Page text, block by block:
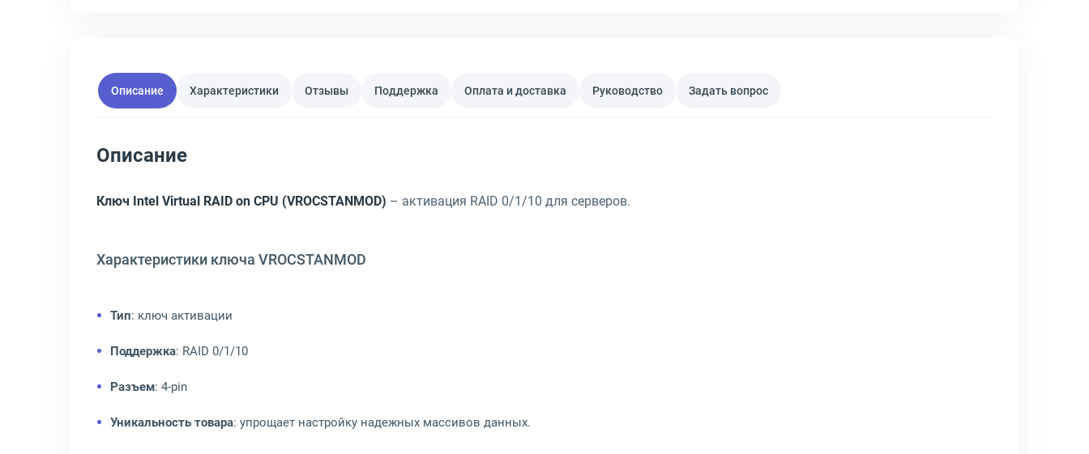
Описание Характеристики Отзывы Поддержка Оплата и доставка Руководство Задать вопрос
Описание
Ключ Intel Virtual RAID on CPU (VROCSTANMOD) – активация RAID 0/1/10 для серверов.
Характеристики ключа VROCSTANMOD
Тип: ключ активации
Поддержка: RAID 0/1/10
Разъем: 4-pin
Уникальность товара: упрощает настройку надежных массивов данных.